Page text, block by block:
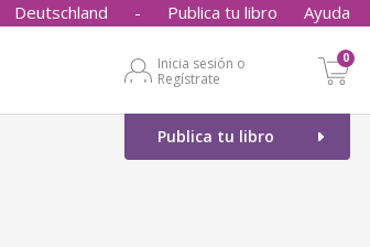
Deutschland - Publica tu libro Ayuda
Inicia sesión o
Regístrate
0
Publica tu libro